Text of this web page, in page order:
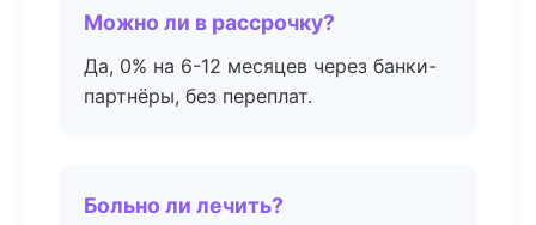
Можно ли в рассрочку?
Да, 0% на 6-12 месяцев через банки-
партнёры, без переплат.
Больно ли лечить?